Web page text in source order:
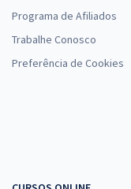
Programa de Afiliados
Trabalhe Conosco
Preferência de Cookies